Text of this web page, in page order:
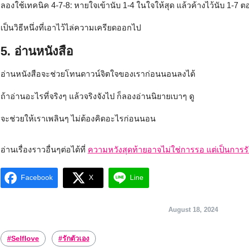
ลองใช้เทคนิค 4-7-8: หายใจเข้านับ 1-4 ในใจให้สุด แล้วค้างไว้นับ 1-7
เป็นวิธีหนึ่งที่เอาไว้ไล่ความเครียดออกไป
5. อ่านหนังสือ
อ่านหนังสือจะช่วยโทนดาวน์จิตใจของเราก่อนนอนลงได้
ถ้าอ่านอะไรที่จริงๆ แล้วจริงจังไป ก็ลองอ่านนิยายเบาๆ ดู
จะช่วยให้เราเพลินๆ ไม่ต้องคิดอะไรก่อนนอน
อ่านเรื่องราวอื่นๆต่อได้ที่ ความหวังสุดท้ายอาจไม่ใช่การรอ แต่เป็นการรั
Facebook X Line
August 18, 2024
#Selflove #รักตัวเอง